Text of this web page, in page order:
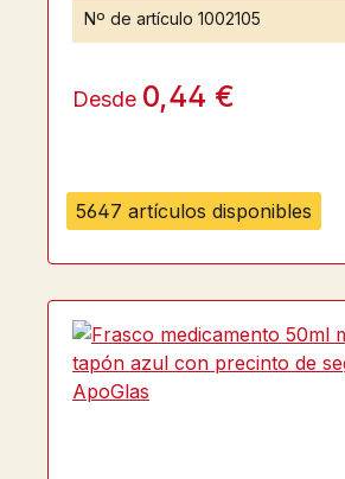
5647 artículos disponibles
Nº de artículo 1002105
Desde 0,44 €